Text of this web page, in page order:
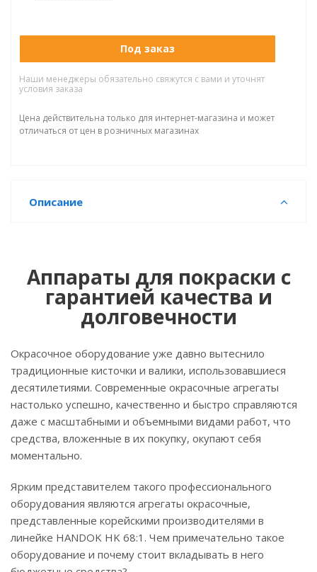
Ход поршня 120 мм
Вязкость ЛКМ От средней до высокой
Под заказ
Наши менеджеры обязательно свяжутся с вами и уточнят
условия заказа
Цена действительна только для интернет-магазина и может
отличаться от цен в розничных магазинах
Описание
Аппараты для покраски с
гарантией качества и
долговечности
Окрасочное оборудование уже давно вытеснило
традиционные кисточки и валики, использовавшиеся
десятилетиями. Современные окрасочные агрегаты
настолько успешно, качественно и быстро справляются
даже с масштабными и объемными видами работ, что
средства, вложенные в их покупку, окупают себя
моментально.
Ярким представителем такого профессионального
оборудования являются агрегаты окрасочные,
представленные корейскими производителями в
линейке HANDOK HK 68:1. Чем примечательно такое
оборудование и почему стоит вкладывать в него